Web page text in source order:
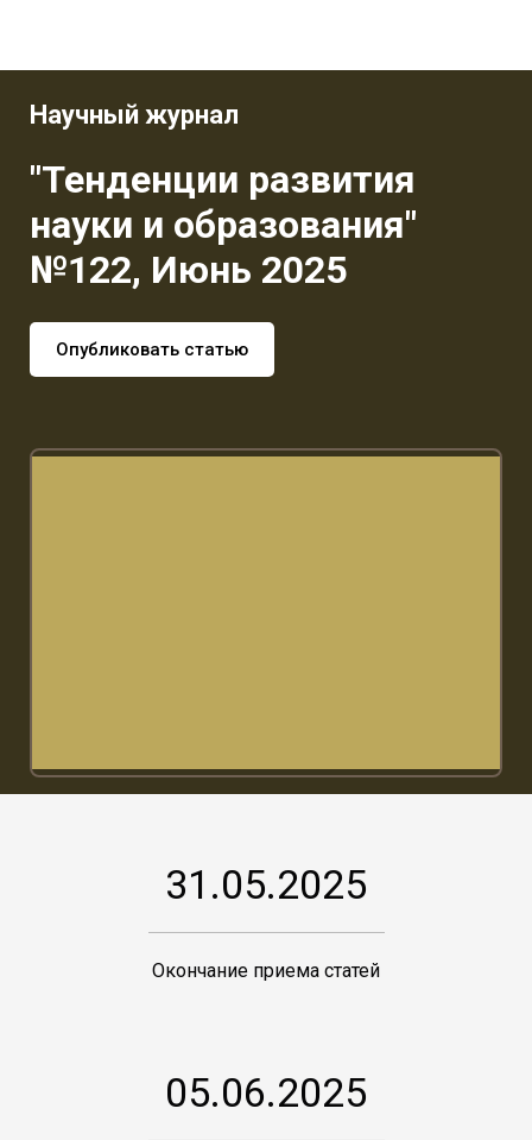
Научный журнал
"Тенденции развития
науки и образования"
№122, Июнь 2025
Опубликовать статью
31.05.2025
Окончание приема статей
05.06.2025